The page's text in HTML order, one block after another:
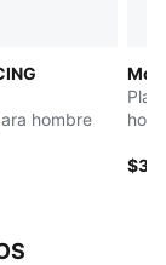
hombre